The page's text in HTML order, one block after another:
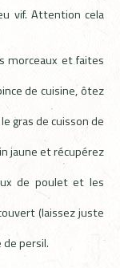
vif. Attention cela
morceaux et faites
de cuisine, ôtez
gras de cuisson de
jaune et récupérez
de poulet et les
(laissez juste
de persil.